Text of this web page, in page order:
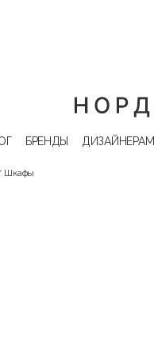
БРЕНДЫ ДИЗАЙНЕРАМ
Шкафы